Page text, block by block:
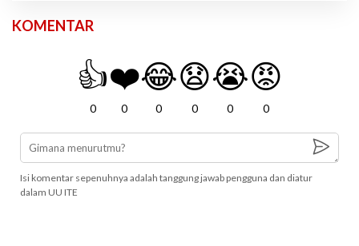
KOMENTAR
👍
0
❤️
0
😂
0
😧
0
😭
0
😡
0
Isi komentar sepenuhnya adalah tanggung jawab pengguna dan diatur
dalam UU ITE